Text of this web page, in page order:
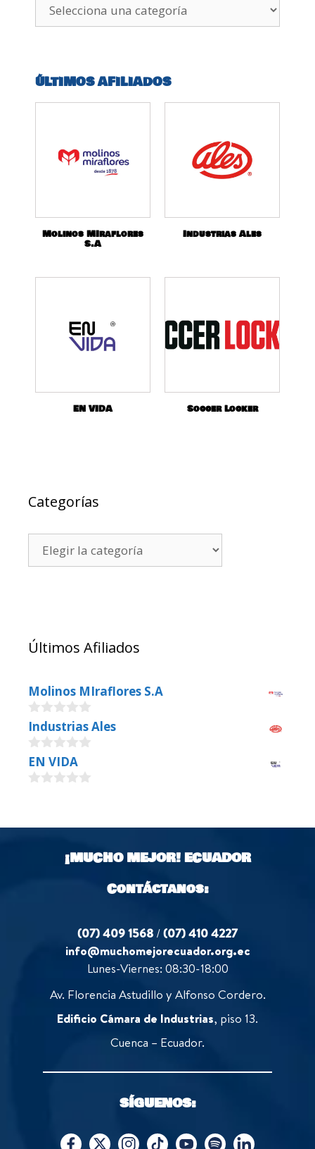
ÚLTIMOS AFILIADOS
Molinos MIraflores
S.A
Industrias Ales
EN VIDA Soccer Locker
Categorías
Últimos Afiliados
Molinos MIraflores S.A
0
o
u
t
o
f
Industrias Ales
0
o
u
5
EN VIDA
t
¡MUCHO MEJOR!ECUADOR
Contáctanos:
(07) 409 1568 /(07) 410 4227
info@muchomejorecuador.org.ec
Lunes-Viernes: 08:30-18:00
Av. Florencia Astudillo y Alfonso Cordero.
Edificio Cámara de Industrias, piso 13.
Cuenca – Ecuador.
SÍGUENOS: